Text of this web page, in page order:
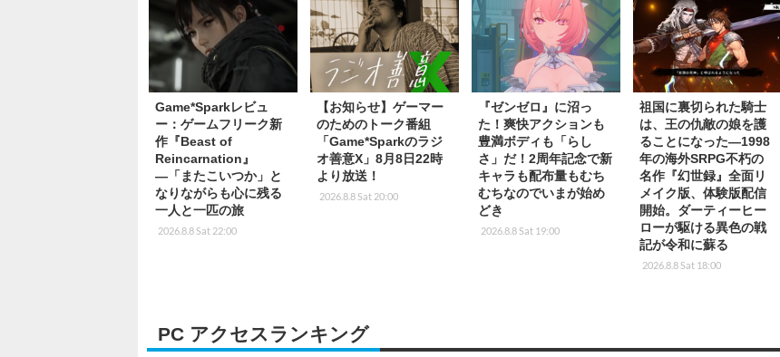
Game*Sparkレビュ
ー：ゲームフリーク新
作『Beast of
Reincarnation』
―「またこいつか」と
なりながらも心に残る
一人と一匹の旅
2026.8.8 Sat 22:00
【お知らせ】ゲーマー
のためのトーク番組
「Game*Sparkのラジ
オ善意X」8月8日22時
より放送！
2026.8.8 Sat 20:00
『ゼンゼロ』に沼っ
た！爽快アクションも
豊満ボディも「らし
さ」だ！2周年記念で新
キャラも配布量もむち
むちなのでいまが始め
どき
2026.8.8 Sat 19:00
祖国に裏切られた騎士
は、王の仇敵の娘を護
ることになった―1998
年の海外SRPG不朽の
名作『幻世録』全面リ
メイク版、体験版配信
開始。ダーティーヒー
ローが駆ける異色の戦
記が令和に蘇る
2026.8.8 Sat 18:00
PC アクセスランキング